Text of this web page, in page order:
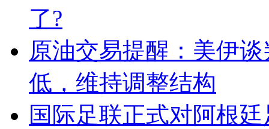
了?
原油交易提醒：美伊
低，维持调整结构
国际足联正式对阿根